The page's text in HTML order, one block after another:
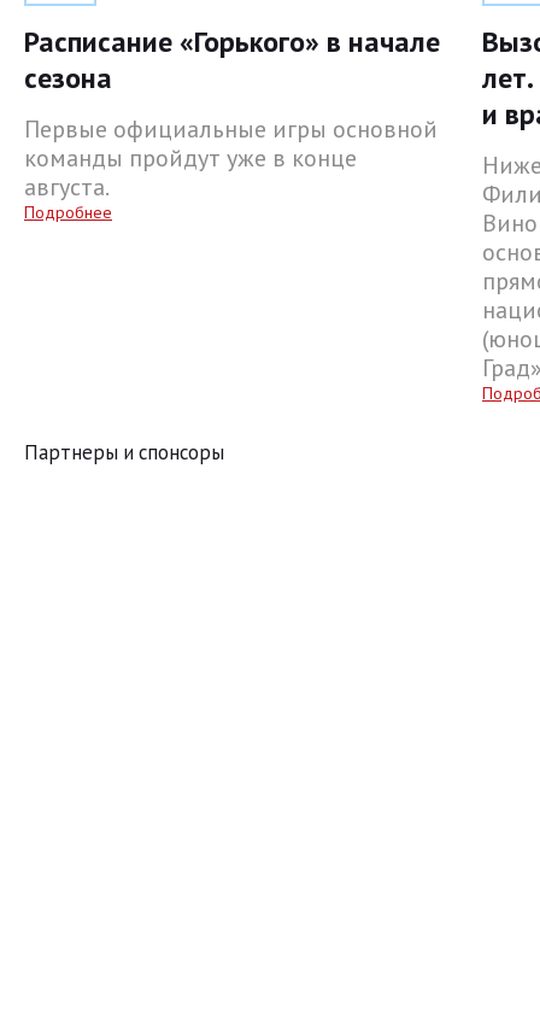
Расписание «Горького» в начале
сезона
Первые официальные игры основной
команды пройдут уже в конце
августа.
Подробнее
и
Партнеры и спонсоры